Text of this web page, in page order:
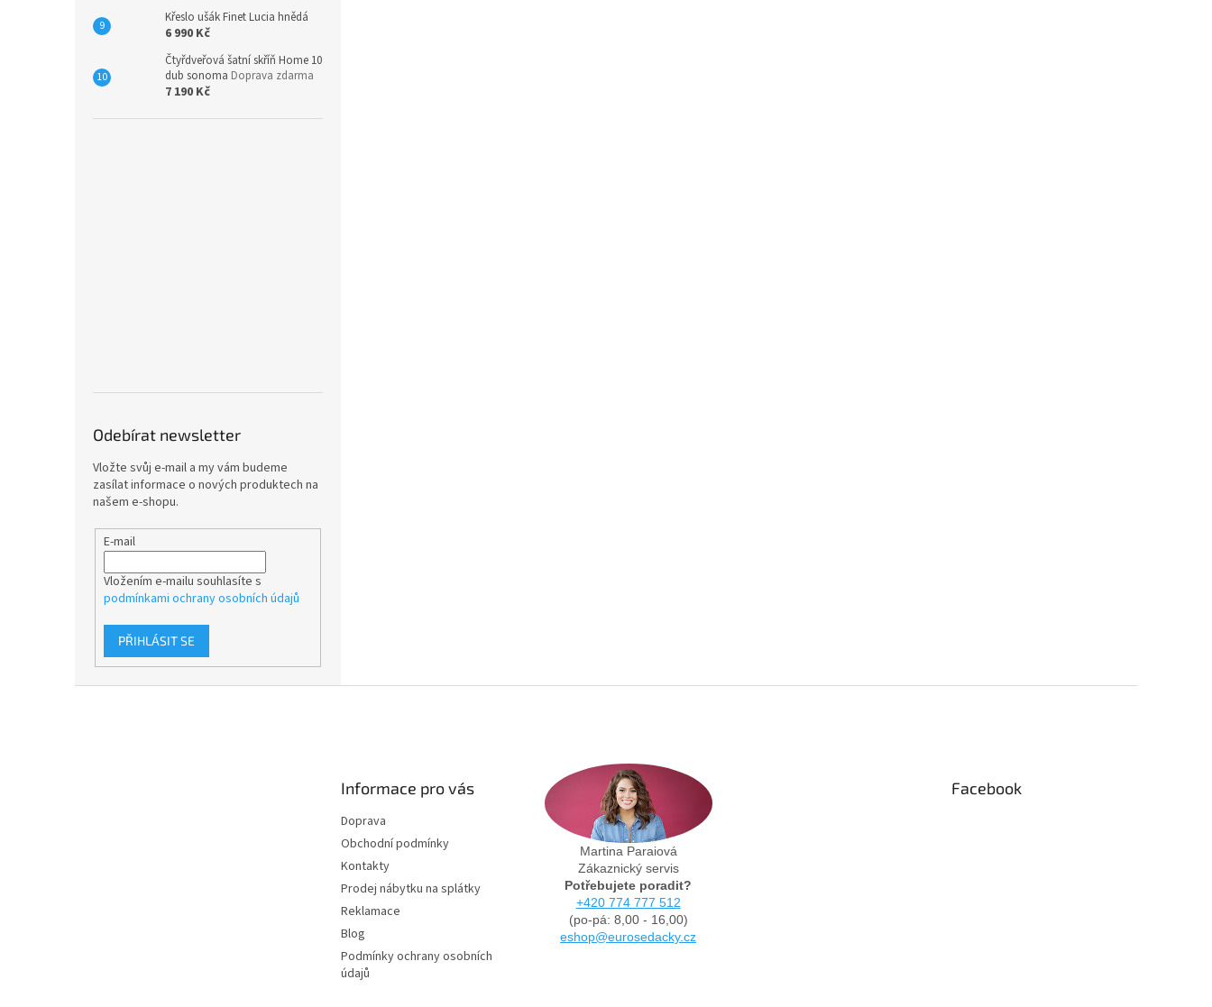
Křeslo ušák Finet Lucia hnědá
6 990 Kč
Čtyřdveřová šatní skříň Home 10
dub sonoma Doprava zdarma
7 190 Kč
Odebírat newsletter
Vložte svůj e-mail a my vám budeme
zasílat informace o nových produktech na
našem e-shopu.
E-mail
Vložením e-mailu souhlasíte s
podmínkami ochrany osobních údajů
PŘIHLÁSIT SE
Informace pro vás
Doprava
Obchodní podmínky
Kontakty
Prodej nábytku na splátky
Reklamace
Blog
Podmínky ochrany osobních
údajů
Martina Paraiová
Zákaznický servis
Potřebujete poradit?
+420 774 777 512
(po-pá: 8,00 - 16,00)
eshop@eurosedacky.cz
Facebook